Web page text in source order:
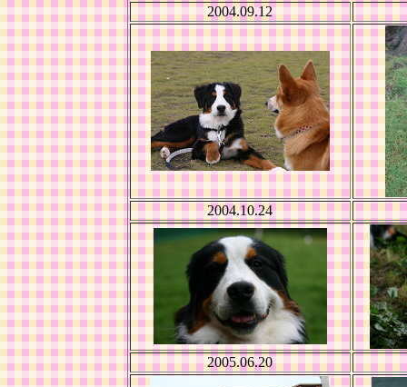
2004.09.12
2004.10.24
2005.06.20